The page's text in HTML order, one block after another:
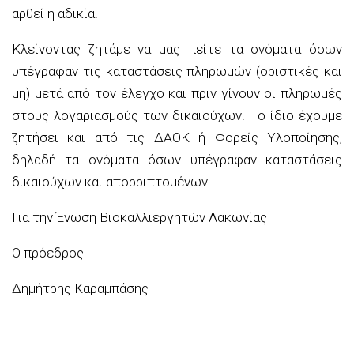
αρθεί η αδικία!
Κλείνοντας ζητάμε να μας πείτε τα ονόματα όσων
υπέγραφαν τις καταστάσεις πληρωμών (οριστικές και
μη) μετά από τον έλεγχο και πριν γίνουν οι πληρωμές
στους λογαριασμούς των δικαιούχων. Το ίδιο έχουμε
ζητήσει και από τις ΔΑΟΚ ή Φορείς Υλοποίησης,
δηλαδή τα ονόματα όσων υπέγραφαν καταστάσεις
δικαιούχων και απορριπτομένων.
Για την Ένωση Βιοκαλλιεργητών Λακωνίας
Ο πρόεδρος
Δημήτρης Καραμπάσης